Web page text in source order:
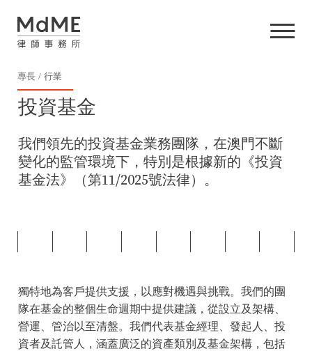
專長 行業
投資基金
我們領先的投資基金業務團隊，在澳門不斷
變化的監管環境下，特別是根據新的《投資
基金法》（第11/2025號法律）。
獨特地為客戶提供支援，以應對機遇與挑戰。我們的團
隊在基金的整個生命週期中提供建議，從設立及架構、
營運、管治以至清盤。我們代表基金經理、發起人、投
資者及託管人，涵蓋廣泛的資產類別及基金架構，包括